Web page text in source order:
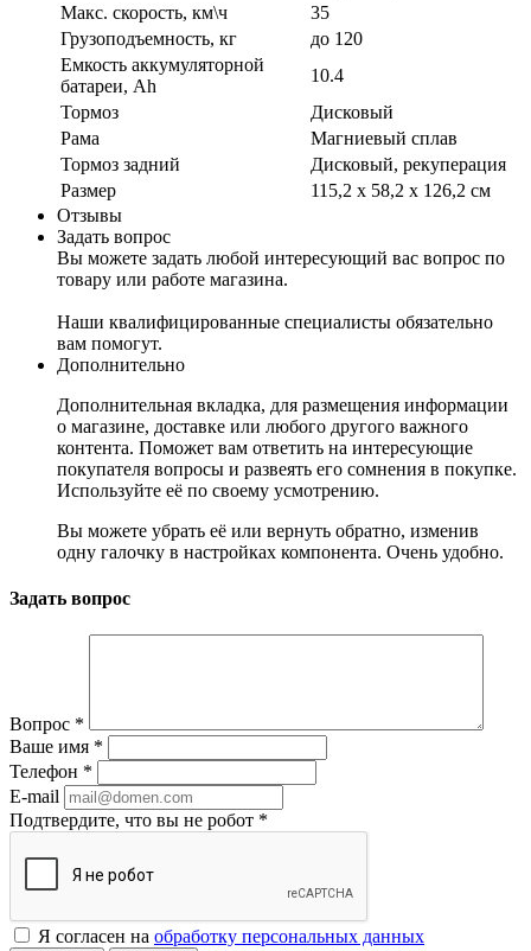
Макс. скорость, км\ч
35
Грузоподъемность, кг
до 120
Емкость аккумуляторной
батареи, Ah
10.4
Тормоз
Дисковый
Рама
Магниевый сплав
Тормоз задний
Дисковый, рекуперация
Размер
115,2 х 58,2 х 126,2 см
Отзывы
Задать вопрос
Вы можете задать любой интересующий вас вопрос по
товару или работе магазина.
Наши квалифицированные специалисты обязательно
вам помогут.
Дополнительно
Дополнительная вкладка, для размещения информации
о магазине, доставке или любого другого важного
контента. Поможет вам ответить на интересующие
покупателя вопросы и развеять его сомнения в покупке.
Используйте её по своему усмотрению.
Вы можете убрать её или вернуть обратно, изменив
одну галочку в настройках компонента. Очень удобно.
Задать вопрос
Вопрос *
Ваше имя *
Телефон *
E-mail
Подтвердите, что вы не робот *
Я согласен на обработку персональных данных